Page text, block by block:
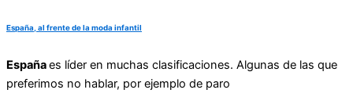
España, al frente de la moda infantil
Españaes líder en muchas clasificaciones. Algunas de las que
preferimos no hablar, por ejemplo de paro